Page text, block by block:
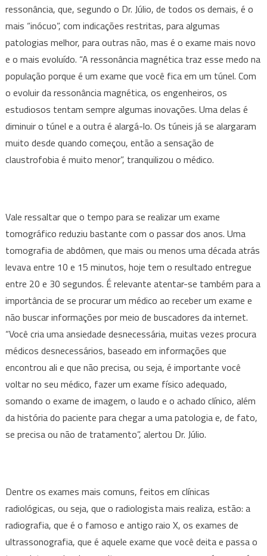
ressonância, que, segundo o Dr. Júlio, de todos os demais, é o
mais “inócuo”, com indicações restritas, para algumas
patologias melhor, para outras não, mas é o exame mais novo
e o mais evoluído. “A ressonância magnética traz esse medo na
população porque é um exame que você fica em um túnel. Com
o evoluir da ressonância magnética, os engenheiros, os
estudiosos tentam sempre algumas inovações. Uma delas é
diminuir o túnel e a outra é alargá-lo. Os túneis já se alargaram
muito desde quando começou, então a sensação de
claustrofobia é muito menor”, tranquilizou o médico.
Vale ressaltar que o tempo para se realizar um exame
tomográfico reduziu bastante com o passar dos anos. Uma
tomografia de abdômen, que mais ou menos uma década atrás
levava entre 10 e 15 minutos, hoje tem o resultado entregue
entre 20 e 30 segundos. É relevante atentar-se também para a
importância de se procurar um médico ao receber um exame e
não buscar informações por meio de buscadores da internet.
“Você cria uma ansiedade desnecessária, muitas vezes procura
médicos desnecessários, baseado em informações que
encontrou ali e que não precisa, ou seja, é importante você
voltar no seu médico, fazer um exame físico adequado,
somando o exame de imagem, o laudo e o achado clínico, além
da história do paciente para chegar a uma patologia e, de fato,
se precisa ou não de tratamento”, alertou Dr. Júlio.
Dentre os exames mais comuns, feitos em clínicas
radiológicas, ou seja, que o radiologista mais realiza, estão: a
radiografia, que é o famoso e antigo raio X, os exames de
ultrassonografia, que é aquele exame que você deita e passa o